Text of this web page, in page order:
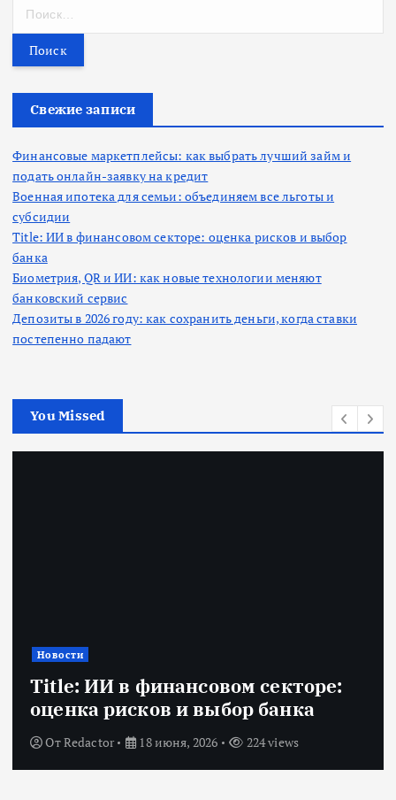
т
Свежие записи
Финансовые маркетплейсы: как выбрать лучший займ и
подать онлайн-заявку на кредит
Военная ипотека для семьи: объединяем все льготы и
субсидии
Title: ИИ в финансовом секторе: оценка рисков и выбор
банка
Биометрия, QR и ИИ: как новые технологии меняют
банковский сервис
Депозиты в 2026 году: как сохранить деньги, когда ставки
постепенно падают
You Missed
Новости
Title: ИИ в финансовом секторе:
оценка рисков и выбор банка
ОтRedactor 18 июня, 2026 224 views